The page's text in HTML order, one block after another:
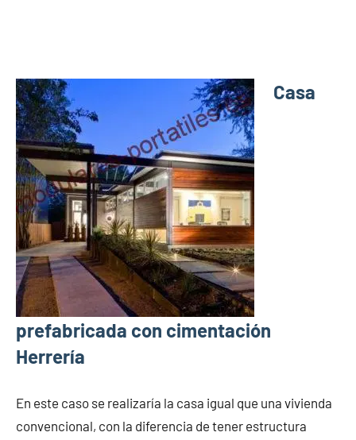
Casa
prefabricada con cimentación
Herrería
En este caso se realizaría la casa igual que una vivienda
convencional, con la diferencia de tener estructura